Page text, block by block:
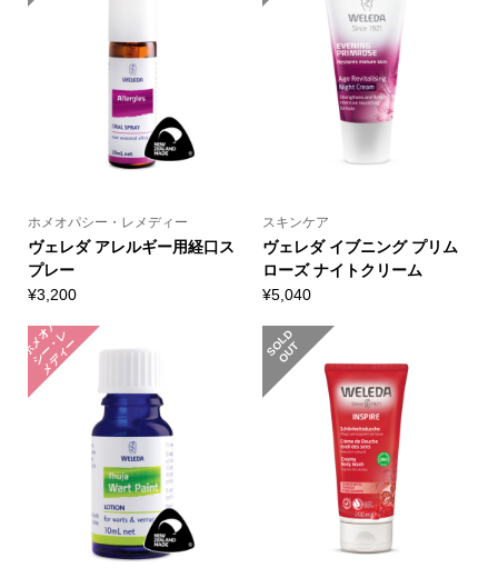
ホメオパシー・レメディー
ヴェレダ アレルギー用経口ス
プレー
¥3,200
スキンケア
ヴェレダ イブニング プリム
ローズ ナイトクリーム
¥5,040
ホ
メ
オ
パ
シ
ー
・
レ
メ
デ
ィ
ー S
O
L
D
O
U
T